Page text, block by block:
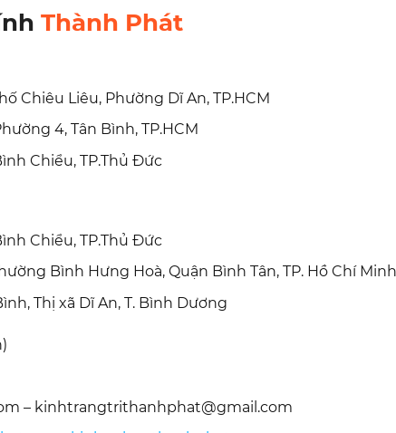
Thành Phát
Chiêu Liêu, Phường Dĩ An, TP.HCM
4, Tân Bình, TP.HCM
Chiểu, TP.Thủ Đức
Chiểu, TP.Thủ Đức
Bình Hưng Hoà, Quận Bình Tân, TP. Hồ Chí Minh
Thị xã Dĩ An, T. Bình Dương
– kinhtrangtrithanhphat@gmail.com